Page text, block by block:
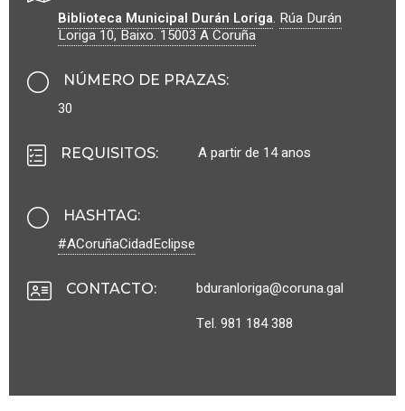
Biblioteca Municipal Durán Loriga. Rúa Durán
Loriga 10, Baixo.15003A Coruña
NÚMERO DE PRAZAS:
30
REQUISITOS: A partir de 14 anos
HASHTAG:
#ACoruñaCidadEclipse
CONTACTO:
bduranloriga@coruna.gal
Tel. 981 184 388